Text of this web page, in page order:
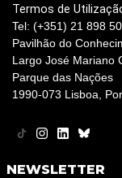
Termos de
Tel: (+351) 21 898
Pavilhão do
Largo José Mariano
Parque das Nações
1990-073 Lisboa,
NEWSLETTER